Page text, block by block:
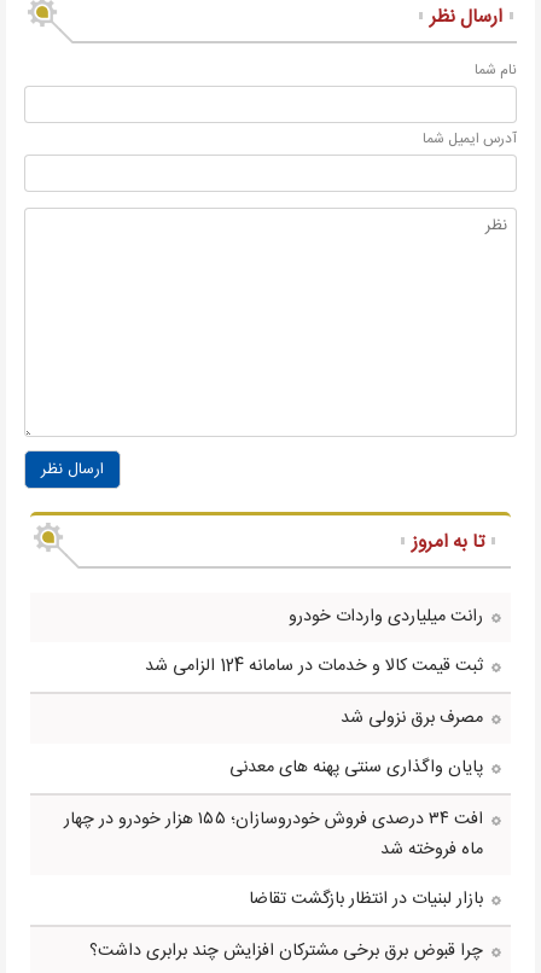
ارسال نظر
نام شما
آدرس ايميل شما
ارسال نظر
تا به امروز
رانت میلیاردی واردات خودرو
ثبت قیمت کالا و خدمات در سامانه 124 الزامی شد
مصرف برق نزولی شد
پایان واگذاری سنتی پهنه های معدنی
افت ۳۴ درصدی فروش خودروسازان؛ ۱۵۵ هزار خودرو در چهار
ماه فروخته شد
بازار لبنیات در انتظار بازگشت تقاضا
چرا قبوض برق برخی مشترکان افزایش چند برابری داشت؟